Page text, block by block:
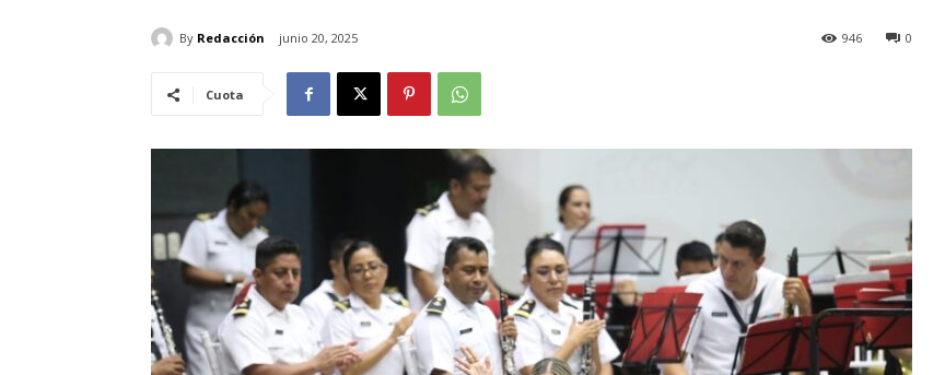
By Redacción junio 20, 2025 0
946
Cuota